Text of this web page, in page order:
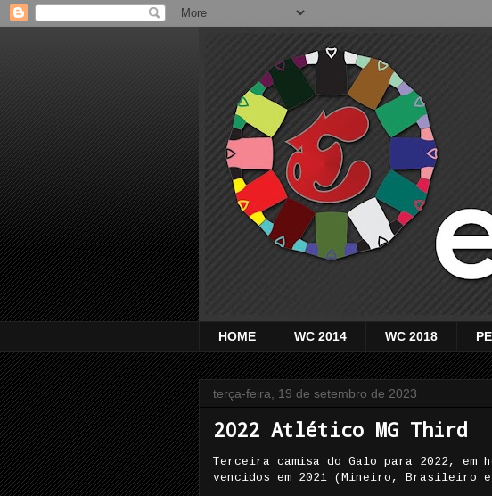
HOME WC 2014 WC 2018
terça-feira, 19 de setembro de 2023
2022 Atlético MG Third
Terceira camisa do Galo para 2022, em
vencidos em 2021 (Mineiro, Brasileiro